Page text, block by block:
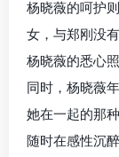
杨晓薇的呵护
女，与郑刚没
杨晓薇的悉心
同时，杨晓薇
她在一起的那
随时在感性沉